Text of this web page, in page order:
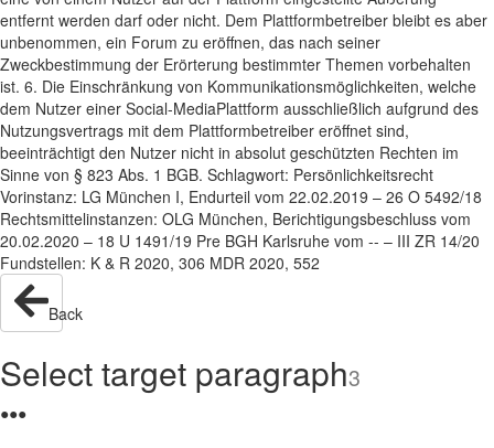
entfernt werden darf oder nicht. Dem Plattformbetreiber bleibt es aber
unbenommen, ein Forum zu eröffnen, das nach seiner
Zweckbestimmung der Erörterung bestimmter Themen vorbehalten
ist. 6. Die Einschränkung von Kommunikationsmöglichkeiten, welche
dem Nutzer einer Social-MediaPlattform ausschließlich aufgrund des
Nutzungsvertrags mit dem Plattformbetreiber eröffnet sind,
beeinträchtigt den Nutzer nicht in absolut geschützten Rechten im
Sinne von § 823 Abs. 1 BGB. Schlagwort: Persönlichkeitsrecht
Vorinstanz: LG München I, Endurteil vom 22.02.2019 – 26 O 5492/18
Rechtsmittelinstanzen: OLG München, Berichtigungsbeschluss vom
20.02.2020 – 18 U 1491/19 Pre BGH Karlsruhe vom -- – III ZR 14/20
Fundstellen: K & R 2020, 306 MDR 2020, 552
Back
Select target paragraph3
●●●